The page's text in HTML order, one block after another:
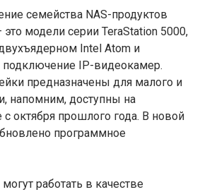
семейства NAS-продуктов
модели серии TeraStation 5000,
Intel Atom и
IP-видеокамер.
предназначены для малого и
напомним, доступны на
октября прошлого года. В новой
программное
работать в качестве